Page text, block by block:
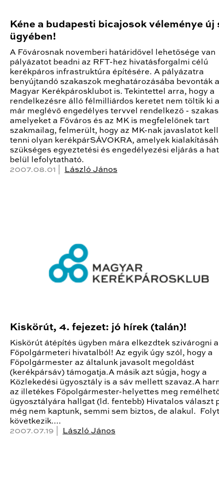
Kéne a budapesti bicajosok véleménye új
ügyében!
A Fővárosnak novemberi határidővel lehetősége van
pályázatot beadni az RFT-hez hivatásforgalmi célú
kerékpáros infrastruktúra építésére. A pályázatra
benyújtandó szakaszok meghatározásába bevonták a
Magyar Kerékpárosklubot is. Tekintettel arra, hogy a
rendelkezésre álló félmilliárdos keretet nem töltik ki
már meglévő engedélyes tervvel rendelkező -
amelyeket a Főváros és az MK is megfelelőnek tart
szakmailag, felmerült, hogy az MK-nak javaslatot
tenni olyan kerékpárSÁVOKRA, amelyek
szükséges egyeztetési és engedélyezési eljárás a
belül lefolytatható.
2007.08.01 |
László János
Kiskörút, 4. fejezet: jó hírek (talán)!
Kiskörút átépítés ügyben mára elkezdtek szivárogni
Főpolgármeteri hivatalból! Az egyik úgy szól, hogy a
Főpolgármester az általunk javasolt megoldást
(kerékpársáv) támogatja.A másik azt súgja, hogy a
Közlekedési ügyosztály is a sáv mellett szavaz.A
az illetékes Főpolgármester-helyettes meg
ügyosztályára hallgat (ld. fentebb) Hivatalos választ
még nem kaptunk, semmi sem biztos, de alakul.
következik....
2007.07.19 |
László János